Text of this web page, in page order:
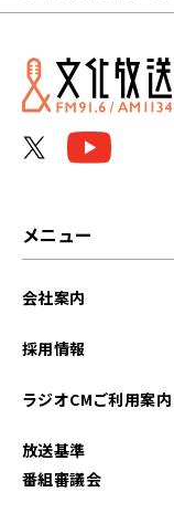
メニュー
会社案内
採用情報
ラジオCMご利用案内
放送基準
番組審議会